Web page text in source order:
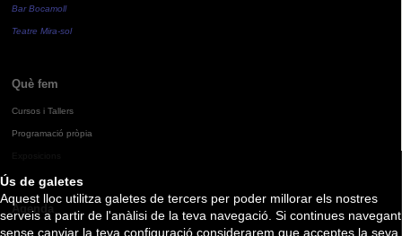
Ús de galetes
Aquest lloc utilitza galetes de tercers per poder millorar els nostres
serveis a partir de l'anàlisi de la teva navegació. Si continues navegant
sense canviar la teva configuració considerarem que acceptes la seva
Bar Bocamoll
Teatre Mira-sol
Què fem
Cursos i Tallers
Programació pròpia
Agenda